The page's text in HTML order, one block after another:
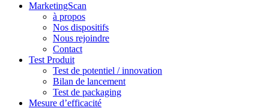
MarketingScan
à propos
Nos dispositifs
Nous rejoindre
Contact
Test Produit
Test de potentiel / innovation
Bilan de lancement
Test de packaging
Mesure d’efficacité